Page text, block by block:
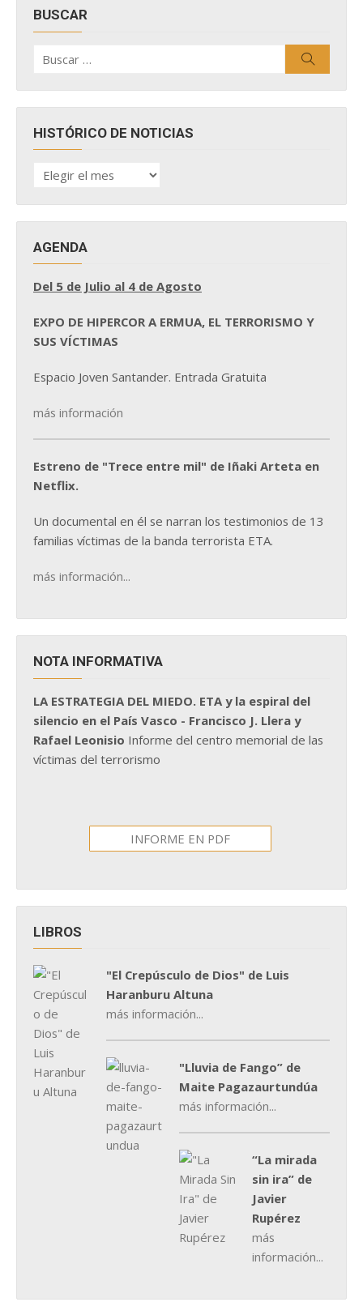
BUSCAR
por:
HISTÓRICO DE NOTICIAS
HISTÓRICO
DE
AGENDA
Del 5 de Julio al 4 de Agosto
EXPO DE HIPERCOR A ERMUA, EL TERRORISMO Y
SUS VÍCTIMAS
Espacio Joven Santander. Entrada Gratuita
más información
Estreno de "Trece entre mil" de Iñaki Arteta en
Netflix.
Un documental en él se narran los testimonios de 13
familias víctimas de la banda terrorista ETA.
más información...
NOTA INFORMATIVA
LA ESTRATEGIA DEL MIEDO. ETA y la espiral del
silencio en el País Vasco - Francisco J. Llera y
Rafael Leonisio Informe del centro memorial de las
víctimas del terrorismo
INFORME EN PDF
LIBROS
"El Crepúsculo de Dios" de Luis
Haranburu Altuna
más información...
"Lluvia de Fango” de
Maite Pagazaurtundúa
más información...
“La mirada
sin ira” de
Javier
Rupérez
más
información...